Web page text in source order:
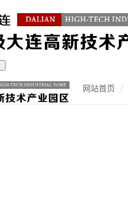
网站首页